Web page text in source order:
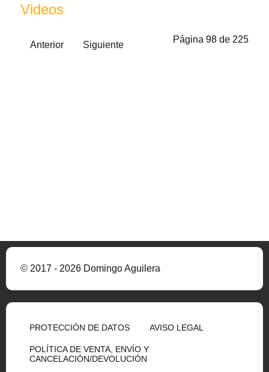
Videos
Página 98 de 225
Anterior Siguiente
© 2017 - 2026 Domingo Aguilera
PROTECCIÓN DE DATOS AVISO LEGAL
POLÍTICA DE VENTA, ENVÍO Y
CANCELACIÓN/DEVOLUCIÓN